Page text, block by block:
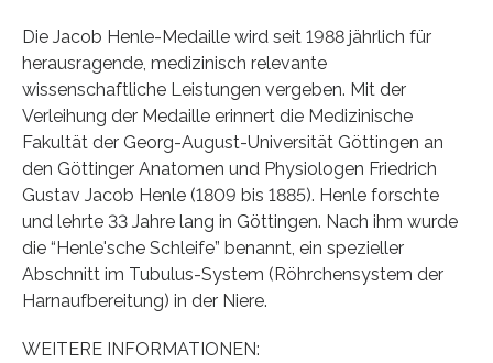
Die Jacob Henle-Medaille wird seit 1988 jährlich für
herausragende, medizinisch relevante
wissenschaftliche Leistungen vergeben. Mit der
Verleihung der Medaille erinnert die Medizinische
Fakultät der Georg-August-Universität Göttingen an
den Göttinger Anatomen und Physiologen Friedrich
Gustav Jacob Henle (1809 bis 1885). Henle forschte
und lehrte 33 Jahre lang in Göttingen. Nach ihm wurde
die “Henle'sche Schleife” benannt, ein spezieller
Abschnitt im Tubulus-System (Röhrchensystem der
Harnaufbereitung) in der Niere.
WEITERE INFORMATIONEN: